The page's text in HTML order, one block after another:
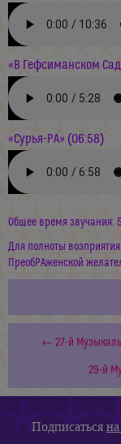
«В Гефсиманском
«Сурья-РА» (06:58)
Общее время звучания:
Для полноты
ПреобРАженской
← 27-й
29-й
Подписаться